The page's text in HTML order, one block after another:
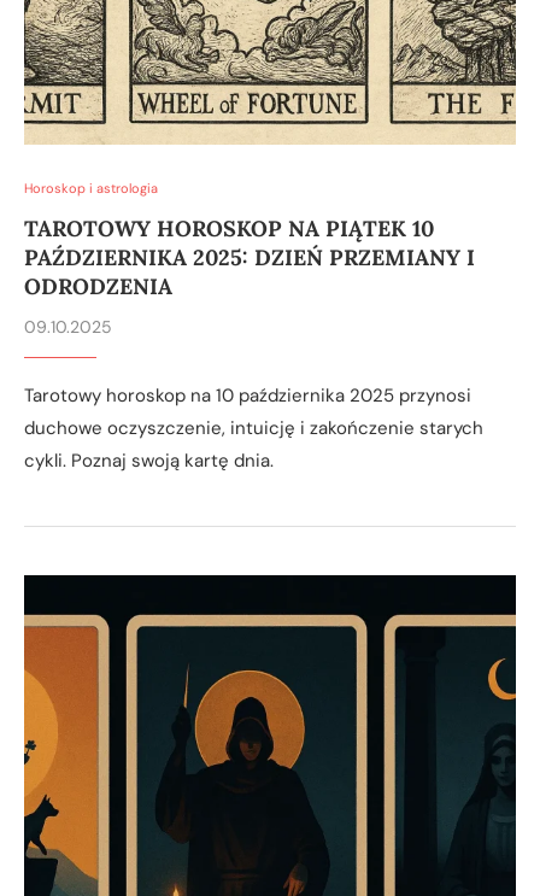
Horoskop i astrologia
TAROTOWY HOROSKOP NA PIĄTEK 10
PAŹDZIERNIKA 2025: DZIEŃ PRZEMIANY I
ODRODZENIA
09.10.2025
Tarotowy horoskop na 10 października 2025 przynosi
duchowe oczyszczenie, intuicję i zakończenie starych
cykli. Poznaj swoją kartę dnia.